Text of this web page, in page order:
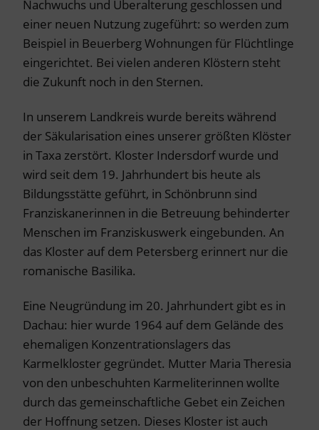
Nachwuchs und Überalterung geschlossen und
einer neuen Nutzung zugeführt: so werden zum
Beispiel in Beuerberg Wohnungen für Flüchtlinge
eingerichtet. Bei vielen anderen Klöstern steht
die Zukunft noch in den Sternen.
In unserem Landkreis wurde bereits während
der Säkularisation eines unserer größten Klöster
in Taxa zerstört. Kloster Indersdorf wurde und
wird seit dem 19. Jahrhundert bis heute als
Bildungsstätte geführt, in Schönbrunn sind
Franziskanerinnen in die Betreuung behinderter
Menschen im Franziskuswerk eingebunden. An
das Kloster auf dem Petersberg erinnert nur die
romanische Basilika.
Eine Neugründung im 20. Jahrhundert gibt es in
Dachau: hier wurde 1964 auf dem Gelände des
ehemaligen Konzentrationslagers das
Karmelkloster gegründet. Mutter Maria Theresia
von den unbeschuhten Karmeliterinnen wollte
durch das gemeinschaftliche Gebet ein Zeichen
der Hoffnung setzen. Dieses Kloster ist auch